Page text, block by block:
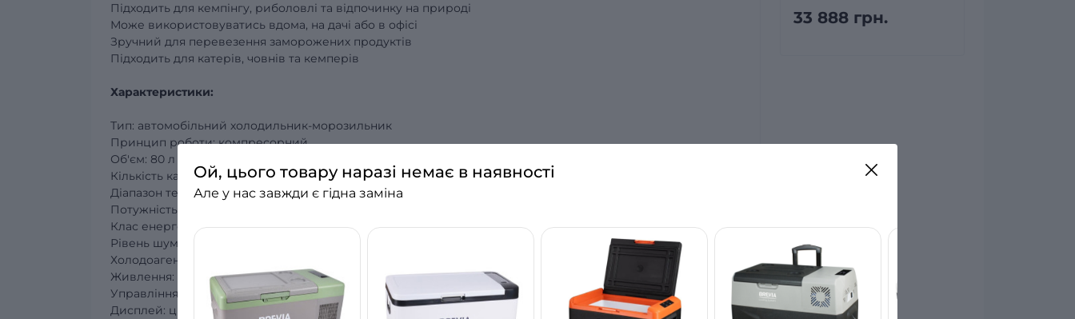
Підходить для кемпінгу, риболовлі та відпочинку на природі
Може використовуватись вдома, на дачі або в офісі
Зручний для перевезення заморожених продуктів
Підходить для катерів, човнів та кемперів
Характеристики:
Тип: автомобільний холодильник-морозильник
Принцип роботи: компресорний
Об'єм: 80 л
Кількість камер: 2
Діапазон температури: від -20 ° C до +20 ° C
Потужність: 80 Вт
Клас енергоспоживання: A+
Рівень шуму: 45 дБ
Холодоагент: R134a
Живлення: 12/24 В DC, 110/220 В AC
Управління: електронне
Дисплей: цифровий
33 888 грн.
Ой, цього товару наразі немає в наявності
Але у нас завжди є гідна заміна